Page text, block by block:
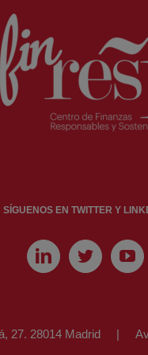
SÍGUENOS EN TWITTER Y
27. 28014 Madrid